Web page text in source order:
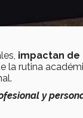
impactan de
la rutina
y